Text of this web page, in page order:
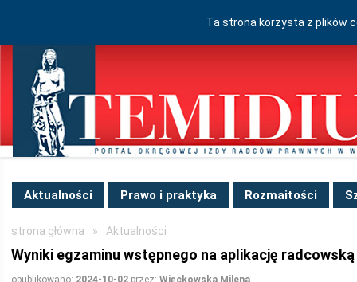
Ta strona korzysta z plików
Aktualności Prawo i praktyka Rozmaitości
strona główna » Aktualności
Wyniki egzaminu wstępnego na aplikację radcowską
opublikowano: 2024-10-02 przez: Więckowska Milena